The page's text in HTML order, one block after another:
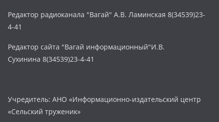
Редактор радиоканала "Вагай" А.В. Ламинская 8(34539)23-
4-41
Редактор сайта "Вагай информационный"И.В.
Сухинина 8(34539)23-4-41
Учредитель: АНО «Информационно-издательский центр
«Сельский труженик»